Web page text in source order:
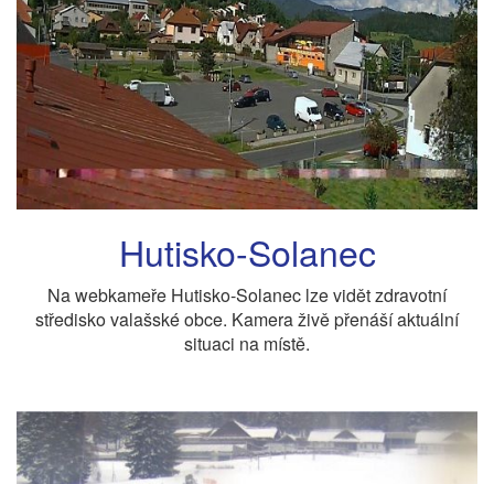
Hutisko-Solanec
Na webkameře Hutisko-Solanec lze vidět zdravotní
středisko valašské obce. Kamera živě přenáší aktuální
situaci na místě.